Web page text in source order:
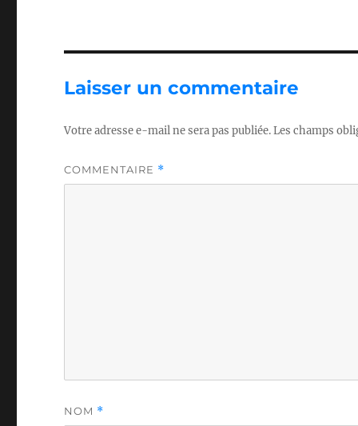
Laisser un commentaire
Votre adresse e-mail ne sera pas publiée.Les champs
COMMENTAIRE *
NOM *